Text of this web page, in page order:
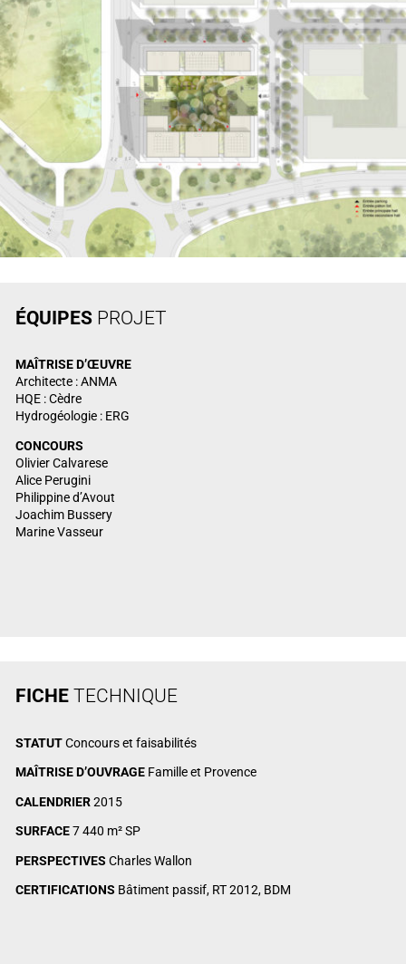
ÉQUIPESPROJET
MAÎTRISED’ŒUVRE
Architecte : ANMA
HQE : Cèdre
Hydrogéologie : ERG
CONCOURS
Olivier Calvarese
Alice Perugini
Philippine d’Avout
Joachim Bussery
Marine Vasseur
FICHETECHNIQUE
STATUTConcours et faisabilités
MAÎTRISE D’OUVRAGE Famille et Provence
CALENDRIER2015
SURFACE7 440 m² SP
PERSPECTIVES Charles Wallon
CERTIFICATIONS Bâtiment passif, RT 2012, BDM